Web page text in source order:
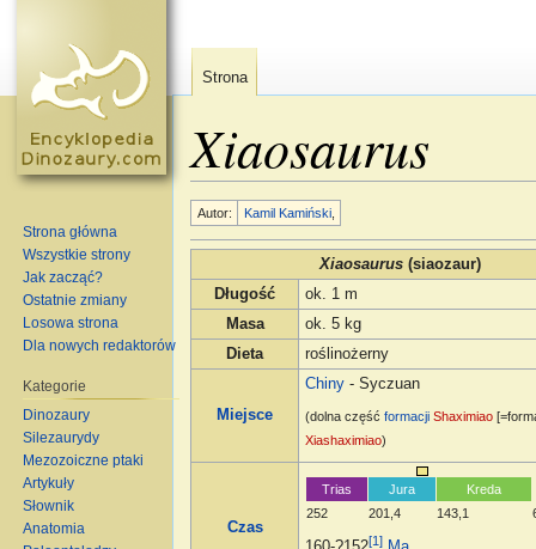
Xiaosaurus
Autor: Kamil Kamiński,
Xiaosaurus(siaozaur)
Długość
ok. 1 m
Masa
ok. 5 kg
Dieta
roślinożerny
Miejsce
Chiny - Syczuan
(dolna częśćformacji Shaximiao
Xiashaximiao)
Czas
Trias
252
Jura
201,4
Kreda
143,1
[1]
Strona
Strona główna
Wszystkie strony
Jak zacząć?
Ostatnie zmiany
Losowa strona
Dla nowych redaktorów
Kategorie
Dinozaury
Silezaurydy
Mezozoiczne ptaki
Artykuły
Słownik
Anatomia